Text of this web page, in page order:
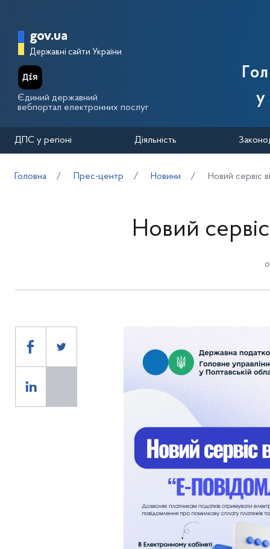
Головна сторінка Державної
gov.ua
Державні сайти України
Єдиний державний
вебпортал електронних послуг
у
ДПС у регіоні Діяльність
Головна Прес-центр Новини Новий сервіс
Новий